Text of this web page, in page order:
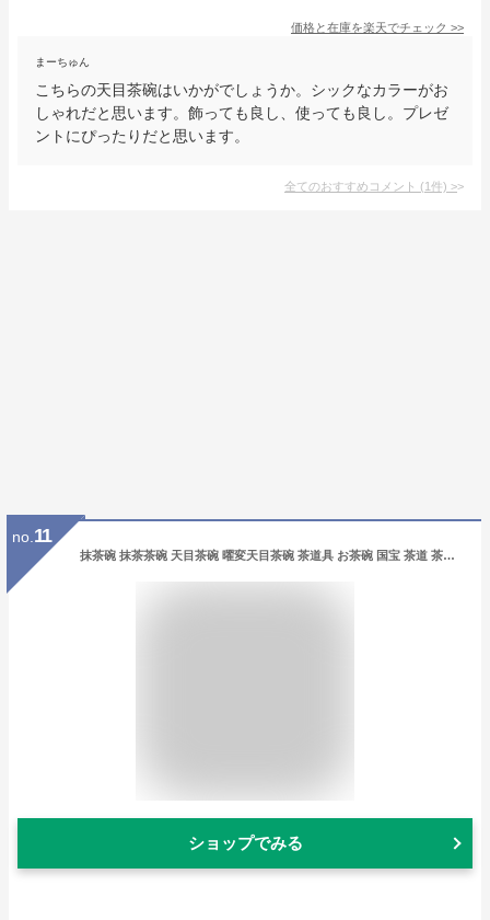
価格と在庫を楽天でチェック >>
まーちゅん
こちらの天目茶碗はいかがでしょうか。シックなカラーがお
しゃれだと思います。飾っても良し、使っても良し。プレゼ
ントにぴったりだと思います。
全てのおすすめコメント (1件) >
no. 11
抹茶碗 抹茶茶碗 天目茶碗 曜変天目茶碗 茶道具 お茶碗 国宝 茶道 茶碗 窯変天目茶碗 油滴天目 茶道具 茶器 初心者 酒器 陶芸用品 cw104
ショップでみる